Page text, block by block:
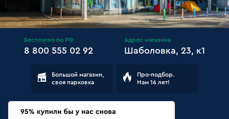
Бесплатно по РФ
8 800 555 02 92
Адрес магазина
Шаболовка, 23, к1
Большой магазин,
своя парковка
Про-подбор.
Нам 16 лет!